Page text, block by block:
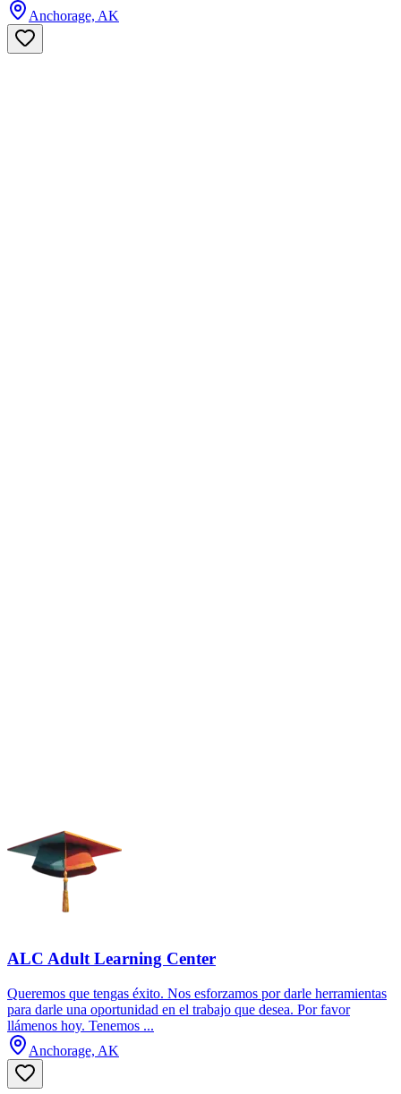
Anchorage, AK
ALC Adult Learning Center
Queremos que tengas éxito. Nos esforzamos por darle herramientas
para darle una oportunidad en el trabajo que desea. Por favor
llámenos hoy. Tenemos ...
Anchorage, AK